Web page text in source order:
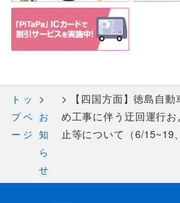
トッ
プペ
ージ
お
知
ら
せ
【四国方面】徳島自
め工事に伴う迂回運行
止等について（6/15~19